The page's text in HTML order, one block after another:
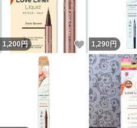
1,200円 いいね！
1,290 円